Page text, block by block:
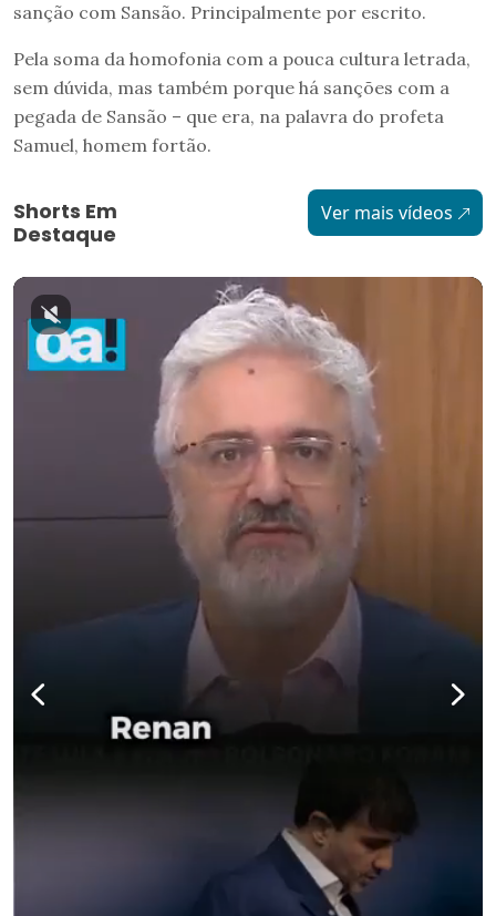
sanção com Sansão. Principalmente por escrito.
Pela soma da homofonia com a pouca cultura letrada,
sem dúvida, mas também porque há sanções com a
pegada de Sansão – que era, na palavra do profeta
Samuel, homem fortão.
Shorts Em
Destaque
Ver mais vídeos